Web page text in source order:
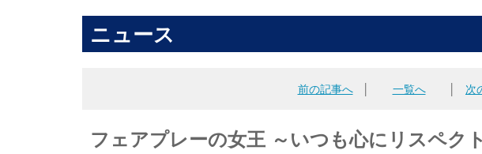
ニュース
前の記事へ│ 一覧へ 次
フェアプレーの女王 ～いつも心にリスペク